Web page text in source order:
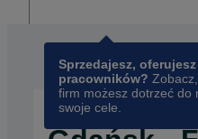
Sprzedajesz,
pracowników?
firm możesz dotrzeć
swoje cele.